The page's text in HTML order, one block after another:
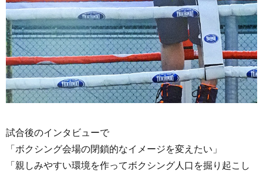
試合後のインタビューで
「ボクシング会場の閉鎖的なイメージを変えたい」
「親しみやすい環境を作ってボクシング人口を掘り起こし